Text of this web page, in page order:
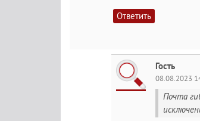
Ответить
Гость
08.08.2023
Почта